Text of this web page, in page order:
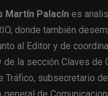
Martín Palacín es
donde también
al Editor y de
de la sección Claves de
Tráfico, subsecretario
general de